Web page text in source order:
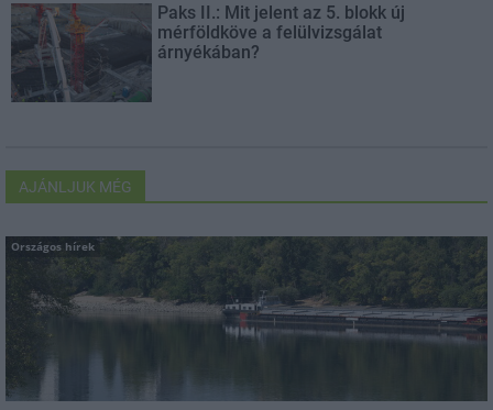
Paks II.: Mit jelent az 5. blokk új
mérföldköve a felülvizsgálat
árnyékában?
AJÁNLJUK MÉG
Országos hírek